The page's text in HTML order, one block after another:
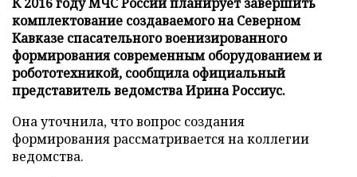
комплектование создаваемого на Северном
Кавказе спасательного военизированного
формирования современным оборудованием и
робототехникой, сообщила официальный
представитель ведомства Ирина Россиус.
Она уточнила, что вопрос создания
формирования рассматривается на коллегии
ведомства.